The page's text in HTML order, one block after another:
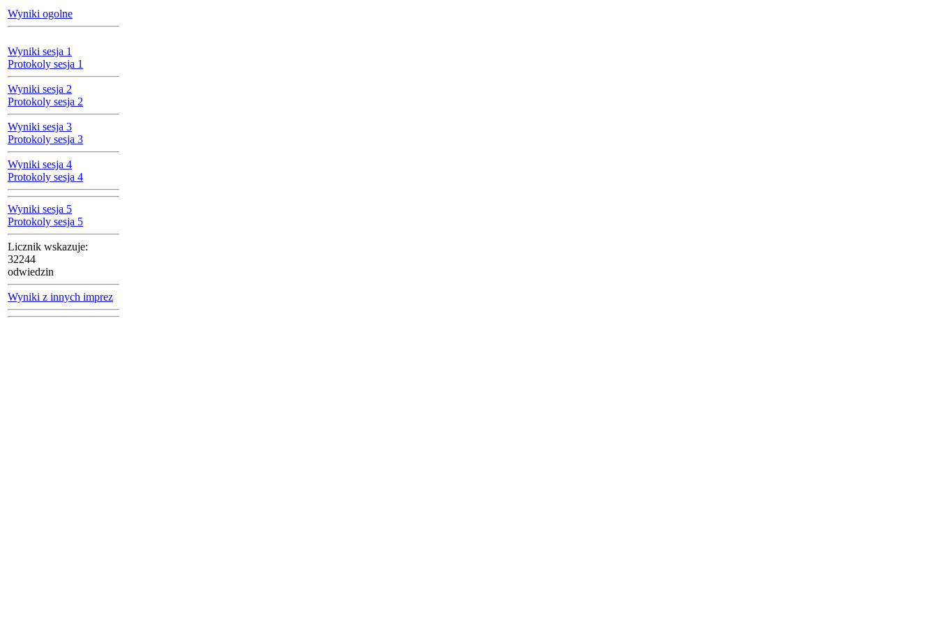
Wyniki ogolne
Wyniki sesja 1
Protokoly sesja 1
Wyniki sesja 2
Protokoly sesja 2
Wyniki sesja 3
Protokoly sesja 3
Wyniki sesja 4
Protokoly sesja 4
Wyniki sesja 5
Protokoly sesja 5
Licznik wskazuje:
32244
odwiedzin
Wyniki z innych imprez